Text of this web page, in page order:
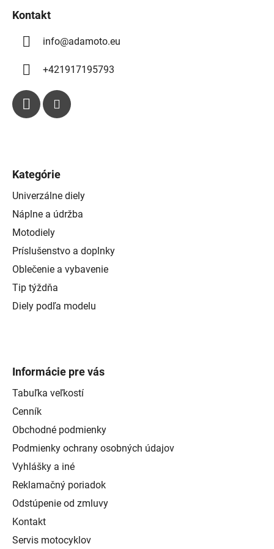
Kontakt
info@adamoto.eu
+421917195793
Kategórie
Univerzálne diely
Náplne a údržba
Motodiely
Príslušenstvo a doplnky
Oblečenie a vybavenie
Tip týždňa
Diely podľa modelu
Informácie pre vás
Tabuľka veľkostí
Cenník
Obchodné podmienky
Podmienky ochrany osobných údajov
Vyhlášky a iné
Reklamačný poriadok
Odstúpenie od zmluvy
Kontakt
Servis motocyklov